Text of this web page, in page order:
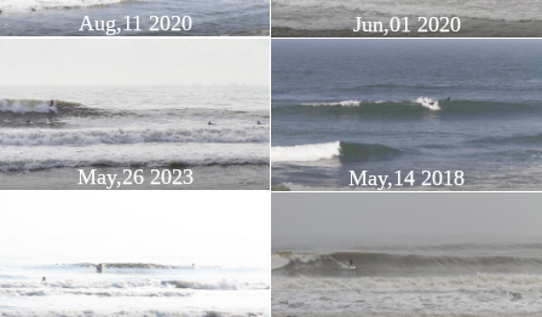
Aug,11 2020 Jun,01 2020
May,26 2023 May,14 2018